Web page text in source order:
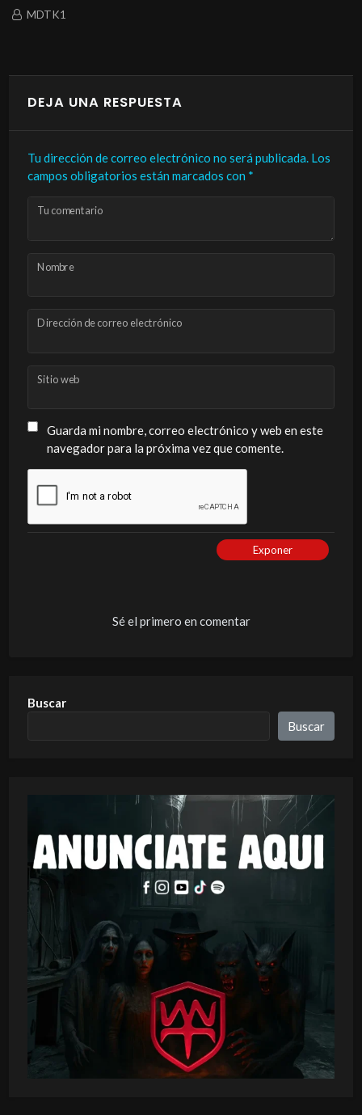
MDTK1
DEJA UNA RESPUESTA
Tu dirección de correo electrónico no será publicada. Los
campos obligatorios están marcados con *
Tu comentario
Nombre
Dirección de correo electrónico
Sitio web
Guarda mi nombre, correo electrónico y web en este
navegador para la próxima vez que comente.
Exponer
Sé el primero en comentar
Buscar
Buscar